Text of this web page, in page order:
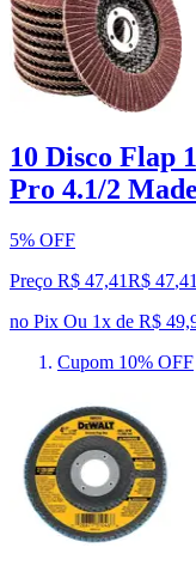
10 Disco Flap
Pro 4.1/2
5% OFF
Preço R$ 47,41R$ 47,41
no Pix Ou 1x de R$
Cupom 10% OFF